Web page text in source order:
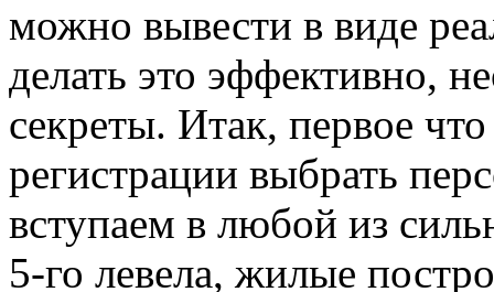
можно вывести в виде
делать это эффективно,
секреты. Итак, первое
регистрации выбрать
вступаем в любой из
5-го левела, жилые